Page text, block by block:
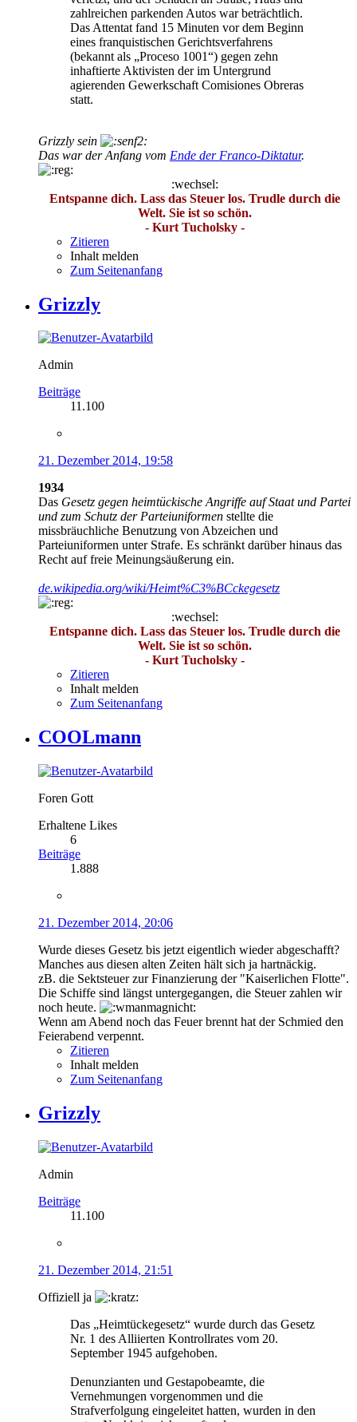
zahlreichen parkenden Autos war beträchtlich.
Das Attentat fand 15 Minuten vor dem Beginn
eines franquistischen Gerichtsverfahrens
(bekannt als „Proceso 1001“) gegen zehn
inhaftierte Aktivisten der im Untergrund
agierenden Gewerkschaft Comisiones Obreras
statt.
Grizzly sein
Das war der Anfang vom Ende der Franco-Diktatur.
:wechsel:
Entspanne dich. Lass das Steuer los. Trudle durch die
Welt. Sie ist so schön.
- Kurt Tucholsky -
Zitieren
Inhalt melden
Zum Seitenanfang
Grizzly
Admin
Beiträge
11.100
21. Dezember 2014, 19:58
1934
Das Gesetz gegen heimtückische Angriffe auf Staat und Partei
und zum Schutz der Parteiuniformen stellte die
missbräuchliche Benutzung von Abzeichen und
Parteiuniformen unter Strafe. Es schränkt darüber hinaus das
Recht auf freie Meinungsäußerung ein.
de.wikipedia.org/wiki/Heimt%C3%BCckegesetz
:wechsel:
Entspanne dich. Lass das Steuer los. Trudle durch die
Welt. Sie ist so schön.
- Kurt Tucholsky -
Zitieren
Inhalt melden
Zum Seitenanfang
COOLmann
Foren Gott
Erhaltene Likes
6
Beiträge
1.888
21. Dezember 2014, 20:06
Wurde dieses Gesetz bis jetzt eigentlich wieder abgeschafft?
Manches aus diesen alten Zeiten hält sich ja hartnäckig.
zB. die Sektsteuer zur Finanzierung der "Kaiserlichen Flotte".
Die Schiffe sind längst untergegangen, die Steuer zahlen wir
noch heute.
Wenn am Abend noch das Feuer brennt hat der Schmied den
Feierabend verpennt.
Zitieren
Inhalt melden
Zum Seitenanfang
Grizzly
Admin
Beiträge
11.100
21. Dezember 2014, 21:51
Offiziell ja
Das „Heimtückegesetz“ wurde durch das Gesetz
Nr. 1 des Alliierten Kontrollrates vom 20.
September 1945 aufgehoben.
Denunzianten und Gestapobeamte, die
Vernehmungen vorgenommen und die
Strafverfolgung eingeleitet hatten, wurden in den